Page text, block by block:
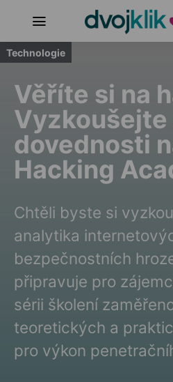
Technologie
Věříte si na
Vyzkoušejte
dovednosti
Hacking
Chtěli byste si
analytika
bezpečnostních
připravuje pro
sérii školení
teoretických a
pro výkon